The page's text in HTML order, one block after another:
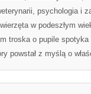
psychologia i
w podeszłym
troska o pupile
powstał z myślą o